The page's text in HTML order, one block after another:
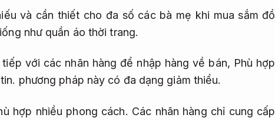
và cần thiết cho đa số các bà mẹ khi mua sắm đồ
như quần áo thời trang.
với các nhãn hàng để nhập hàng về bán, Phù hợp
phương pháp này có đa dạng giảm thiểu.
hợp nhiều phong cách. Các nhãn hàng chỉ cung cấp